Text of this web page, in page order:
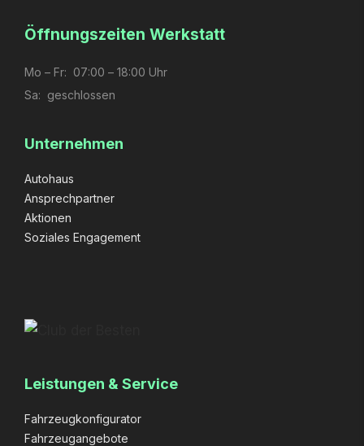
Öffnungs­zeiten Werkstatt
Mo – Fr: 07:00 – 18:00 Uhr
Sa: geschlossen
Unternehmen
Autohaus
Ansprechpartner
Aktionen
Soziales Engagement
Leistungen & Service
Fahrzeugkonfigurator
Fahrzeugangebote